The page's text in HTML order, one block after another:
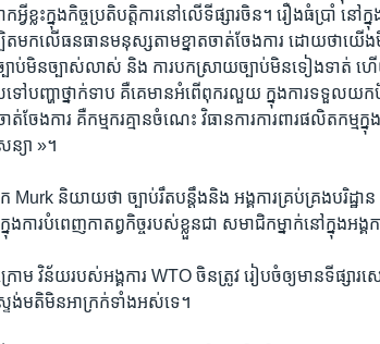
អ្វី​ខ្លះ​ក្នុង​កិច្ច​ប្រតិបត្ដិការ​នៅ​លើ​ទី​ផ្សារ​ចិន។ រឿង​ធំ​ប្រាំ​ ន
ត​មក​លើ​ធនធាន​មនុស្ស​តាម​ខ្នាត​ចាត់​ចែង​ការ ដោយ​ថា​យើ
បាប់​មិន​ច្បាស់​លាស់ និង​ ការ​បក​ស្រាយ​ច្បាប់​មិន​ទៀង​ទាត់ ​ហើ
ៅ​បញ្ហា​ថ្នាក់​ទាប ​គឺ​គេ​មាន​អំពើ​ពុក​រលួយ ​ក្នុង​ការ​ទទួល​យ
ាត់ចែង​ការ​ គឺ​កម្មករ​គ្មាន​ចំណេះ​ វិធានការ​ការពារ​ផលិតក
ន្យា »។
Murk​ និយាយ​ថា ​ច្បាប់​រឹតបន្ដឹង​និង​ អង្គការ​គ្រប់គ្រង​បរិដ្ឋា
នុង​ការ​បំពេញ​កាតព្វ​កិច្ច​របស់​ខ្លួន​ជា ​សមាជិក​ម្នាក់​នៅ​ក្នុង​
ោម ​វិន័យ​របស់អង្គការ​ WTO ​ចិន​ត្រូវ ​រៀបចំ​ឲ្យ​មាន​ទី​ផ្ស
ទង់​មតិ​មិន​អាក្រក់​ទាំង​អស់​ទេ។